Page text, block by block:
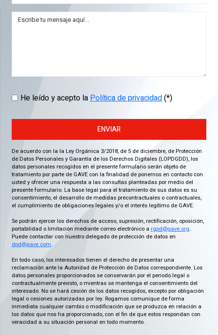
He leído y acepto laPolítica de privacidad(*)
ENVIAR
De acuerdo con la la Ley Orgánica 3/2018, de 5 de diciembre, de Protección
de Datos Personales y Garantía de los Derechos Digitales (LOPDGDD), los
datos personales recogidos en el presente formulario serán objeto de
tratamiento por parte de GAVE con la finalidad de ponernos en contacto con
usted y ofrecer una respuesta a las consultas planteadas por medio del
presente formulario. La base legal para el tratamiento de sus datos es su
consentimiento, el desarrollo de medidas precontractuales o contractuales,
el cumplimiento de obligaciones legales y/o el interés legítimo de GAVE.
Se podrán ejercer los derechos de acceso, supresión, rectificación, oposición,
portabilidad o limitación mediante correo electrónico a rgpd@gave.org.
Puede contactar con nuestro delegado de protección de datos en
dpd@gave.com.
En todo caso, los interesados tienen el derecho de presentar una
reclamación ante la Autoridad de Protección de Datos correspondiente. Los
datos personales proporcionados se conservarán por el periodo legal o
contractualmente previsto, o mientras se mantenga el consentimiento del
interesado. No se hará cesión de los datos recogidos, excepto por obligación
legal o cesiones autorizadas por ley. Rogamos comunique de forma
inmediata cualquier cambio o modificación que se produzca en relación a
los datos que nos ha proporcionado, con el fin de que estos respondan con
veracidad a su situación personal en todo momento.